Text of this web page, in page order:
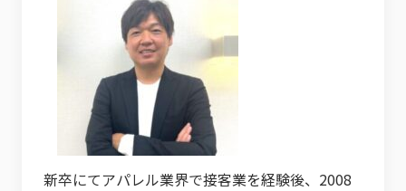
新卒にてアパレル業界で接客業を経験後、2008